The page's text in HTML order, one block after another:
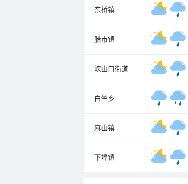
东桥镇
腊市镇
峡山口街道
白竺乡
麻山镇
下埠镇